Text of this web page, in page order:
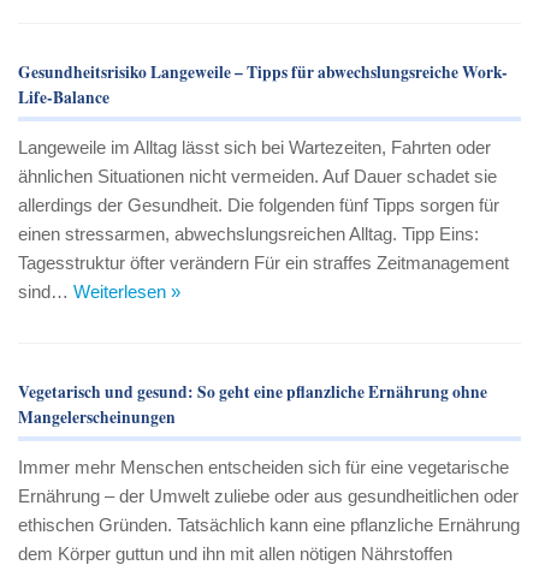
Gesundheitsrisiko Langeweile – Tipps für abwechslungsreiche Work-
Life-Balance
Langeweile im Alltag lässt sich bei Wartezeiten, Fahrten oder
ähnlichen Situationen nicht vermeiden. Auf Dauer schadet sie
allerdings der Gesundheit. Die folgenden fünf Tipps sorgen für
einen stressarmen, abwechslungsreichen Alltag. Tipp Eins:
Tagesstruktur öfter verändern Für ein straffes Zeitmanagement
sind… Weiterlesen »
Vegetarisch und gesund: So geht eine pflanzliche Ernährung ohne
Mangelerscheinungen
Immer mehr Menschen entscheiden sich für eine vegetarische
Ernährung – der Umwelt zuliebe oder aus gesundheitlichen oder
ethischen Gründen. Tatsächlich kann eine pflanzliche Ernährung
dem Körper guttun und ihn mit allen nötigen Nährstoffen